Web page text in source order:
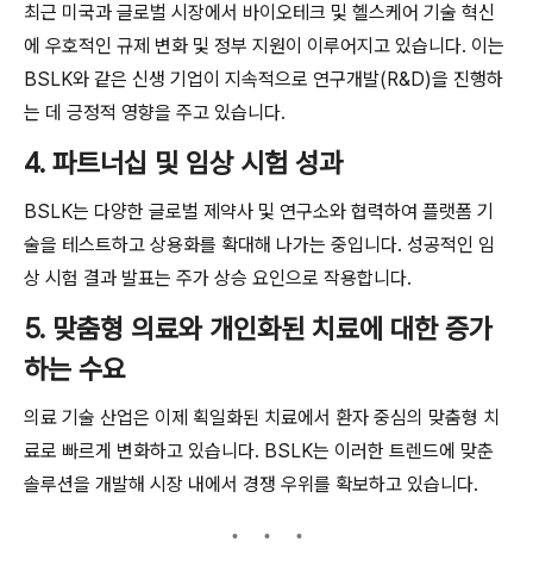
최근 미국과 글로벌 시장에서 바이오테크 및 헬스케어 기술 혁신
에 우호적인 규제 변화 및 정부 지원이 이루어지고 있습니다. 이는
BSLK와 같은 신생 기업이 지속적으로 연구개발(R&D)을 진행하
는 데 긍정적 영향을 주고 있습니다.
4. 파트너십 및 임상 시험 성과
BSLK는 다양한 글로벌 제약사 및 연구소와 협력하여 플랫폼 기
술을 테스트하고 상용화를 확대해 나가는 중입니다. 성공적인 임
상 시험 결과 발표는 주가 상승 요인으로 작용합니다.
5. 맞춤형 의료와 개인화된 치료에 대한 증가
하는 수요
의료 기술 산업은 이제 획일화된 치료에서 환자 중심의 맞춤형 치
료로 빠르게 변화하고 있습니다. BSLK는 이러한 트렌드에 맞춘
솔루션을 개발해 시장 내에서 경쟁 우위를 확보하고 있습니다.